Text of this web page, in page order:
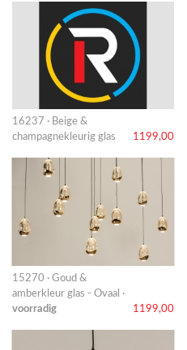
16237 · Beige &
champagnekleurig glas
1199,00
15270 · Goud &
amberkleur glas - Ovaal ·
voorradig
1199,00